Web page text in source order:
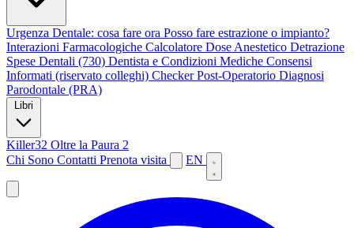
Urgenza Dentale: cosa fare ora Posso fare estrazione o impianto?
Interazioni Farmacologiche Calcolatore Dose Anestetico Detrazione
Spese Dentali (730) Dentista e Condizioni Mediche Consensi
Informati (riservato colleghi) Checker Post-Operatorio Diagnosi
Parodontale (PRA)
Killer32 Oltre la Paura 2
Chi Sono Contatti Prenota visita EN